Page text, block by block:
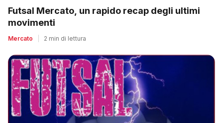
Futsal Mercato, un rapido recap degli ultimi
movimenti
Mercato 2 min di lettura